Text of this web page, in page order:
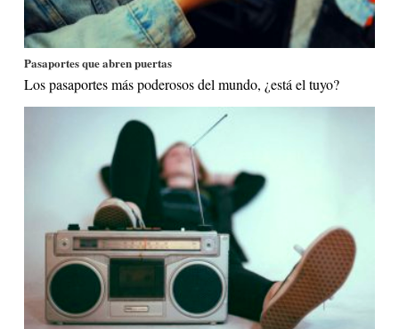
Pasaportes que abren puertas
Los pasaportes más poderosos del mundo, ¿está el tuyo?